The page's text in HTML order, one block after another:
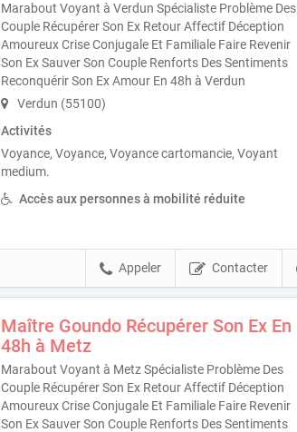
Marabout Voyant à Verdun Spécialiste Problème Des
Couple Récupérer Son Ex Retour Affectif Déception
Amoureux Crise Conjugale Et Familiale Faire Revenir
Son Ex Sauver Son Couple Renforts Des Sentiments
Reconquérir Son Ex Amour En 48h à Verdun
Verdun (55100)
Activités
Voyance, Voyance, Voyance cartomancie, Voyant
medium.
Accès aux personnes à mobilité réduite
Contacter
Appeler
Maître Goundo Récupérer Son Ex En
48h à Metz
Marabout Voyant à Metz Spécialiste Problème Des
Couple Récupérer Son Ex Retour Affectif Déception
Amoureux Crise Conjugale Et Familiale Faire Revenir
Son Ex Sauver Son Couple Renforts Des Sentiments